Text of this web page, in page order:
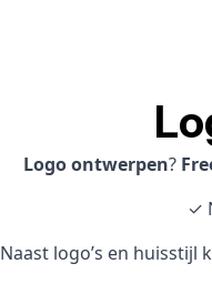
Logo ontwerpen?
✓
Naast logo’s en